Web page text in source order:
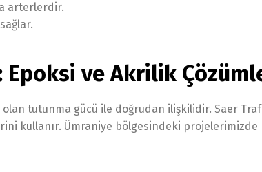
arterlerdir.
ve Akrilik
tutunma gücü ile doğrudan ilişkilidir. Saer
kullanır. Ümraniye bölgesindeki projelerimizde